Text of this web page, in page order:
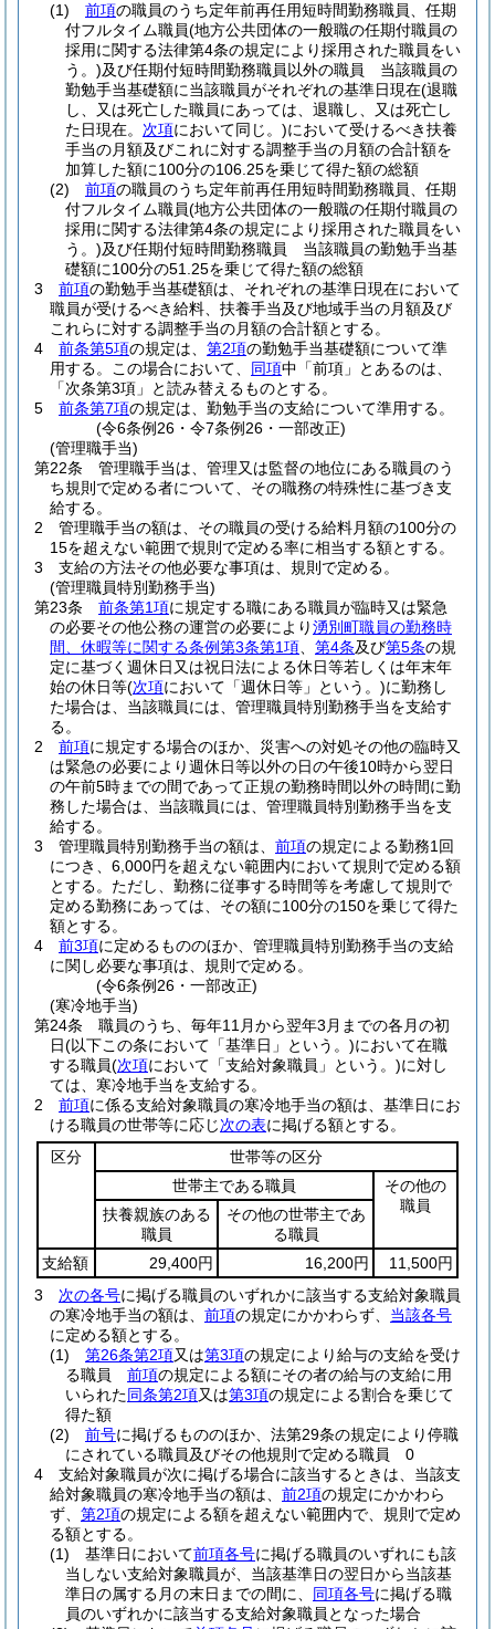
(1)
前項の職員のうち定年前再任用短時間勤務職員、任期
付フルタイム職員(地方公共団体の一般職の任期付職員の
採用に関する法律第4条の規定により採用された職員をい
う。)及び任期付短時間勤務職員以外の職員 当該職員の
勤勉手当基礎額に当該職員がそれぞれの基準日現在(退職
し、又は死亡した職員にあっては、退職し、又は死亡し
た日現在。 次項において同じ。)において受けるべき扶養
手当の月額及びこれに対する調整手当の月額の合計額を
加算した額に100分の106.25を乗じて得た額の総額
(2)
前項の職員のうち定年前再任用短時間勤務職員、任期
付フルタイム職員(地方公共団体の一般職の任期付職員の
採用に関する法律第4条の規定により採用された職員をい
う。)及び任期付短時間勤務職員 当該職員の勤勉手当基
礎額に100分の51.25を乗じて得た額の総額
3
前項の勤勉手当基礎額は、それぞれの基準日現在において
職員が受けるべき給料、扶養手当及び地域手当の月額及び
これらに対する調整手当の月額の合計額とする。
4
前条第5項の規定は、 第2項の勤勉手当基礎額について準
用する。
この場合において、 同項中「前項」とあるのは、
「次条第3項」と読み替えるものとする。
5
前条第7項の規定は、勤勉手当の支給について準用する。
(令6条例26・令7条例26・一部改正)
(管理職手当)
第22条
管理職手当は、管理又は監督の地位にある職員のう
ち規則で定める者について、その職務の特殊性に基づき支
給する。
2
管理職手当の額は、その職員の受ける給料月額の100分の
15を超えない範囲で規則で定める率に相当する額とする。
3
支給の方法その他必要な事項は、規則で定める。
(管理職員特別勤務手当)
第23条
前条第1項に規定する職にある職員が臨時又は緊急
の必要その他公務の運営の必要により湧別町職員の勤務時
間、休暇等に関する条例第3条第1項
第4条及び第5条の規
定に基づく週休日又は祝日法による休日等若しくは年末年
始の休日等(次項において「週休日等」という。)に勤務し
た場合は、当該職員には、管理職員特別勤務手当を支給す
る。
2
前項に規定する場合のほか、災害への対処その他の臨時又
は緊急の必要により週休日等以外の日の午後10時から翌日
の午前5時までの間であって正規の勤務時間以外の時間に勤
務した場合は、当該職員には、管理職員特別勤務手当を支
給する。
3
管理職員特別勤務手当の額は、 前項の規定による勤務1回
につき、6,000円を超えない範囲内において規則で定める額
とする。 ただし、勤務に従事する時間等を考慮して規則で
定める勤務にあっては、その額に100分の150を乗じて得た
額とする。
4
前3項に定めるもののほか、管理職員特別勤務手当の支給
に関し必要な事項は、規則で定める。
(令6条例26・一部改正)
(寒冷地手当)
第24条
職員のうち、毎年11月から翌年3月までの各月の初
日(以下この条において「基準日」という。)において在職
する職員(次項において「支給対象職員」という。)に対し
ては、寒冷地手当を支給する。
2
前項に係る支給対象職員の寒冷地手当の額は、基準日にお
ける職員の世帯等に応じ次の表に掲げる額とする。
区分
世帯等の区分
世帯主である職員
その他の
職員
扶養親族のある
職員
その他の世帯主であ
る職員
支給額
29,400円 16,200円
11,500円
3
次の各号に掲げる職員のいずれかに該当する支給対象職員
の寒冷地手当の額は、 前項の規定にかかわらず、 当該各号
に定める額とする。
(1)
第26条第2項又は第3項の規定により給与の支給を受け
る職員 前項の規定による額にその者の給与の支給に用
いられた同条第2項又は第3項の規定による割合を乗じて
得た額
(2)
前号に掲げるもののほか、法第29条の規定により停職
にされている職員及びその他規則で定める職員 0
4
支給対象職員が次に掲げる場合に該当するときは、当該支
給対象職員の寒冷地手当の額は、 前2項の規定にかかわら
ず、 第2項の規定による額を超えない範囲内で、規則で定め
る額とする。
(1)
基準日において前項各号に掲げる職員のいずれにも該
当しない支給対象職員が、当該基準日の翌日から当該基
準日の属する月の末日までの間に、 同項各号に掲げる職
員のいずれかに該当する支給対象職員となった場合